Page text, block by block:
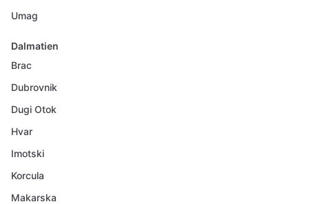
Umag
Dalmatien
Brac
Dubrovnik
Dugi Otok
Hvar
Imotski
Korcula
Makarska